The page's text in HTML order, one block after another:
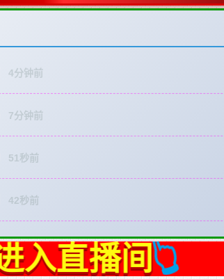
4分钟前
7分钟前
51秒前
42秒前
入直播间👆